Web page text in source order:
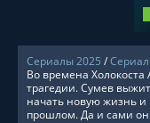
Сериалы 2025 /
Во времена
трагедии. Сумев
начать новую жизнь и
прошлом. Да и сами